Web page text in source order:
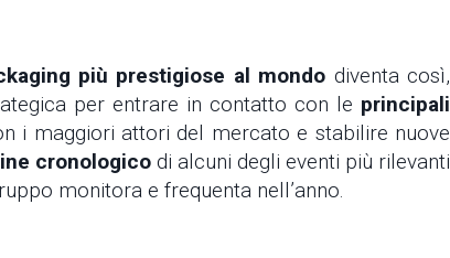
più prestigiose al mondo diventa così,
per entrare in contatto con le principali
i maggiori attori del mercato e stabilire nuove
cronologico di alcuni degli eventi più rilevanti
monitora e frequenta nell’anno.